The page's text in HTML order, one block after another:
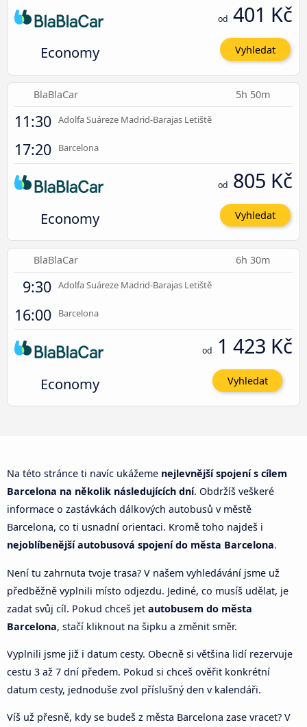
Economy
od 401 Kč
Vyhledat
BlaBlaCar 5h 50m
11:30 Adolfa Suáreze Madrid-Barajas Letiště
17:20 Barcelona
Economy
od 805 Kč
Vyhledat
BlaBlaCar 6h 30m
9:30 Adolfa Suáreze Madrid-Barajas Letiště
16:00 Barcelona
Economy
od 1 423 Kč
Vyhledat
Na této stránce ti navíc ukážeme nejlevnější spojení s cílem
Barcelona na několik následujících dní. Obdržíš veškeré
informace o zastávkách dálkových autobusů v městě
Barcelona, co ti usnadní orientaci. Kromě toho najdeš i
nejoblíbenější autobusová spojení do města Barcelona.
Není tu zahrnuta tvoje trasa? V našem vyhledávání jsme už
předběžně vyplnili místo odjezdu. Jediné, co musíš udělat, je
zadat svůj cíl. Pokud chceš jet autobusem do města
Barcelona, stačí kliknout na šipku a změnit směr.
Vyplnili jsme již i datum cesty. Obecně si většina lidí rezervuje
cestu 3 až 7 dní předem. Pokud si chceš ověřit konkrétní
datum cesty, jednoduše zvol příslušný den v kalendáři.
Víš už přesně, kdy se budeš z města Barcelona zase vracet? V